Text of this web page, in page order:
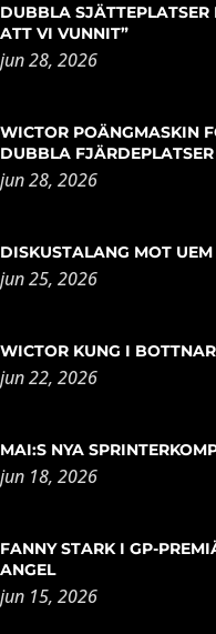
DUBBLA
ATT VI VUNNIT”
jun 28, 2026
WICTOR POÄNGMASKIN
DUBBLA
jun 28, 2026
DISKUSTALANG MOT
jun 25, 2026
WICTOR KUNG I
jun 22, 2026
MAI:S NYA
jun 18, 2026
FANNY STARK I GP-
ANGEL
jun 15, 2026